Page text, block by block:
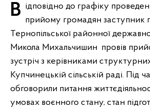
Відповідно до графіку проведення виїзних днів прийому громадян заступник
Тернопільської районної
Микола Михальчишин провів
зустріч з керівниками
Купчинецькій сільській раді. Під
обговорили питання
умовах воєнного стану, стан